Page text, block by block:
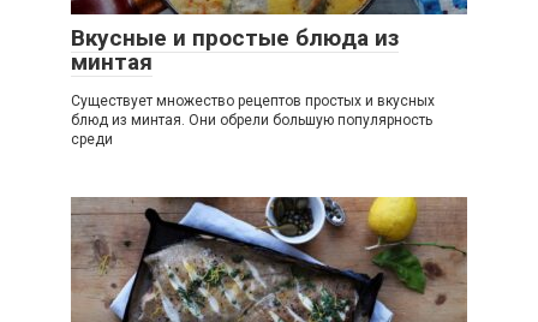
Вкусные и простые блюда из
минтая
Существует множество рецептов простых и вкусных
блюд из минтая. Они обрели большую популярность
среди